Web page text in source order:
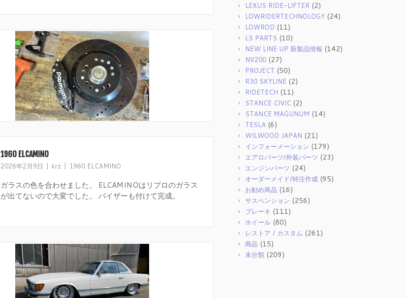
1960 ELCAMINO
2026年2月9日 krz 1960 ELCAMINO
ガラスの色を合わせました。 ELCAMINOはリプロのガラス
が出てないので大変でした。 バイザーも付けて完成。
LEXUS RIDE-LIFTER (2)
LOWRIDERTECHNOLOGY(24)
LOWROD (11)
LS PARTS (10)
NEW LINE UP 新製品情報 (142)
NV200(27)
PROJECT (50)
R30 SKYLINE (2)
RIDETECH (11)
STANCE CIVIC(2)
STANCE MAGUNUM (14)
TESLA(6)
WILWOOD JAPAN (21)
インフォーメーション (179)
エアロパーツ/外装パーツ (23)
エンジンパーツ (24)
オーダーメイド/特注作成(95)
お勧め商品 (16)
サスペンション (256)
ブレーキ (111)
ホイール(80)
レストア / カスタム (261)
商品 (15)
未分類(209)